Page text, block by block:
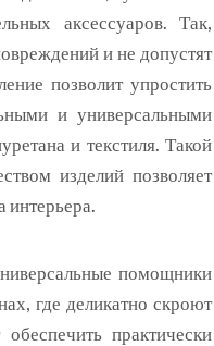
аксессуаров. Так,
и не допустят
позволит упростить
и универсальными
и текстиля. Такой
изделий позволяет
интерьера.
помощники
где деликатно скроют
практически